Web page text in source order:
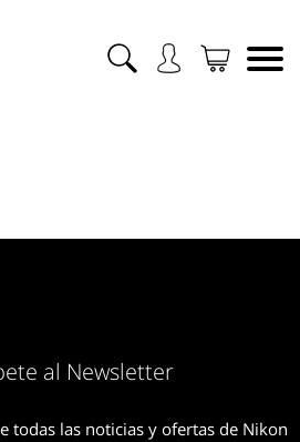
al Newsletter
todas las noticias y ofertas de Nikon